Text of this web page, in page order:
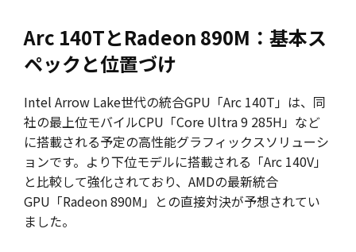
Arc 140TとRadeon 890M：基本ス
ペックと位置づけ
Intel Arrow Lake世代の統合GPU「Arc 140T」は、同
社の最上位モバイルCPU「Core Ultra 9 285H」など
に搭載される予定の高性能グラフィックスソリューシ
ョンです。より下位モデルに搭載される「Arc 140V」
と比較して強化されており、AMDの最新統合
GPU「Radeon 890M」との直接対決が予想されてい
ました。